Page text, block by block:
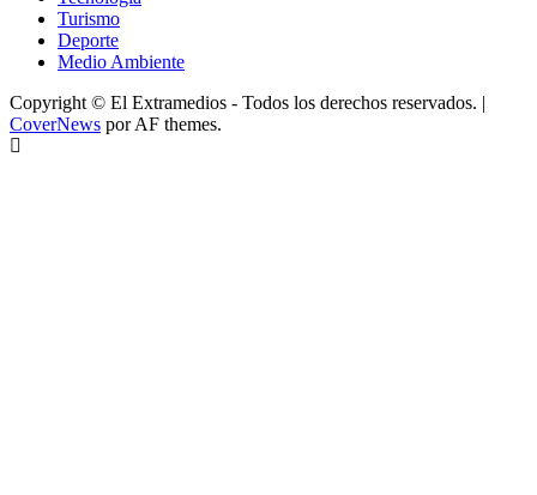
Turismo
Deporte
Medio Ambiente
Copyright © El Extramedios - Todos los derechos reservados. |
CoverNews por AF themes.